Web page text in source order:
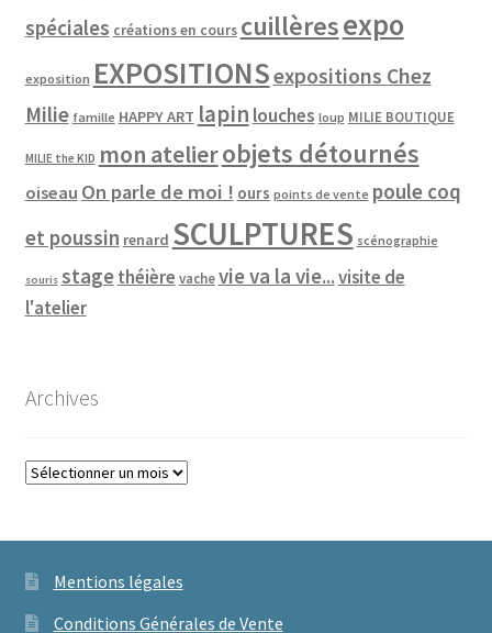
spéciales créations en cours cuillèresexpo
exposition EXPOSITIONSexpositions Chez
Milie famille HAPPY ART lapin louches loup MILIE BOUTIQUE
MILIE the KID mon atelierobjets détournés
oiseau On parle de moi ! ours points de vente poule coq
et poussin renard SCULPTURES scénographie
souris stagethéière vache vie va la vie...visite de
l'atelier
Archives
Archives
Mentions légales
Conditions Générales de Vente